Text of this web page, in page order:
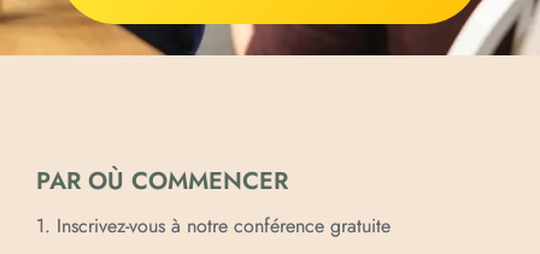
PAR OÙ COMMENCER
1. Inscrivez-vous à notre conférence gratuite